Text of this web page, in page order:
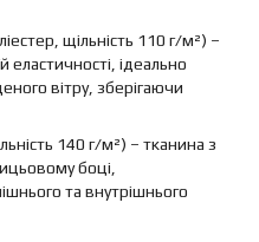
щільність 110 г/м²) –
еластичності, ідеально
вітру, зберігаючи
140 г/м²) – тканина з
боці,
та внутрішнього